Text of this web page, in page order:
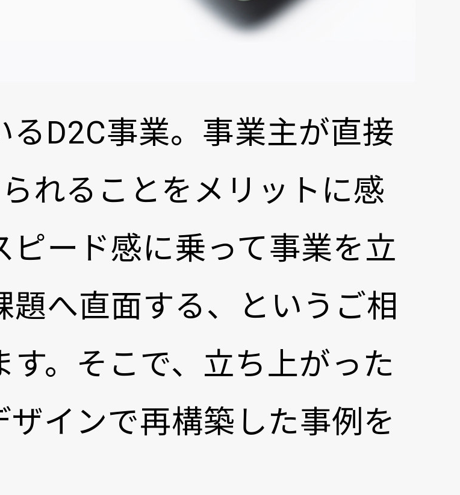
るD2C事業。事業主が直接
れることをメリットに感
ピード感に乗って事業を立
へ直面する、というご相
。そこで、立ち上がった
インで再構築した事例を